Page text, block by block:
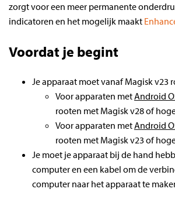
zorgt voor een meer permanente
indicatoren en het mogelijk maakt
Voordat je begint
Je apparaat moet vanaf Magisk v23
Voor apparaten metAndroid
rooten met Magisk v28 of
Voor apparaten metAndroid
rooten met Magisk v23 of
Je moet je apparaat bij de hand
computer en een kabel om de
computer naar het apparaat te